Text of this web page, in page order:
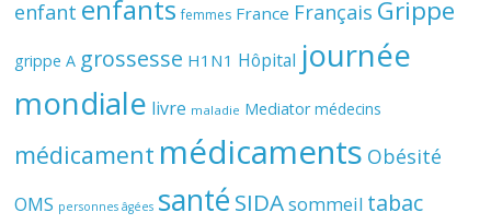
enfant enfants femmes France Français Grippe
grippe A grossesse H1N1 Hôpital journée
mondiale livre maladie Mediator médecins
médicament médicaments Obésité
OMS personnes âgées santé SIDAsommeil tabac